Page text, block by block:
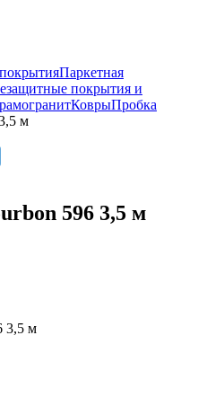
Паркетная
покрытия и
КоврыПробка
м
596 3,5 м
3,5 м